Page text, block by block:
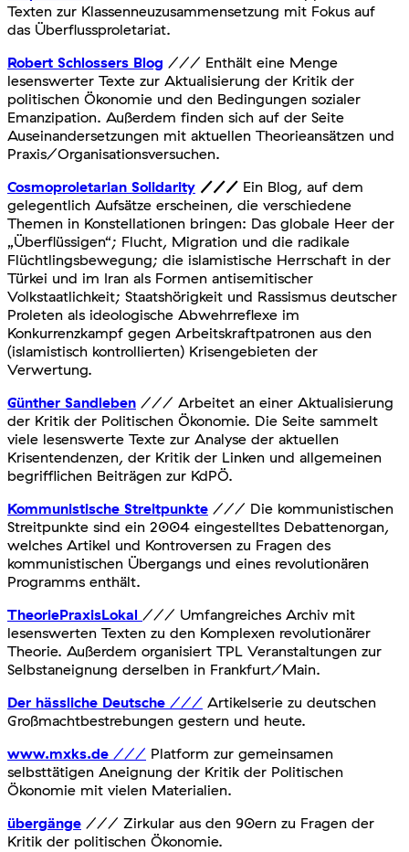
Texten zur Klassenneuzusammensetzung mit Fokus auf
das Überflussproletariat.
Robert Schlossers Blog /// Enthält eine Menge
lesenswerter Texte zur Aktualisierung der Kritik der
politischen Ökonomie und den Bedingungen sozialer
Emanzipation. Außerdem finden sich auf der Seite
Auseinandersetzungen mit aktuellen Theorieansätzen und
Praxis/Organisationsversuchen.
Cosmoproletarian Solidarity /// Ein Blog, auf dem
gelegentlich Aufsätze erscheinen, die verschiedene
Themen in Konstellationen bringen: Das globale Heer der
„Überflüssigen“; Flucht, Migration und die radikale
Flüchtlingsbewegung; die islamistische Herrschaft in der
Türkei und im Iran als Formen antisemitischer
Volkstaatlichkeit; Staatshörigkeit und Rassismus deutscher
Proleten als ideologische Abwehrreflexe im
Konkurrenzkampf gegen Arbeitskraftpatronen aus den
(islamistisch kontrollierten) Krisengebieten der
Verwertung.
Günther Sandleben /// Arbeitet an einer Aktualisierung
der Kritik der Politischen Ökonomie. Die Seite sammelt
viele lesenswerte Texte zur Analyse der aktuellen
Krisentendenzen, der Kritik der Linken und allgemeinen
begrifflichen Beiträgen zur KdPÖ.
Kommunistische Streitpunkte /// Die kommunistischen
Streitpunkte sind ein 2004 eingestelltes Debattenorgan,
welches Artikel und Kontroversen zu Fragen des
kommunistischen Übergangs und eines revolutionären
Programms enthält.
TheoriePraxisLokal /// Umfangreiches Archiv mit
lesenswerten Texten zu den Komplexen revolutionärer
Theorie. Außerdem organisiert TPL Veranstaltungen zur
Selbstaneignung derselben in Frankfurt/Main.
Der hässliche Deutsche /// Artikelserie zu deutschen
Großmachtbestrebungen gestern und heute.
www.mxks.de /// Platform zur gemeinsamen
selbsttätigen Aneignung der Kritik der Politischen
Ökonomie mit vielen Materialien.
übergänge /// Zirkular aus den 90ern zu Fragen der
Kritik der politischen Ökonomie.